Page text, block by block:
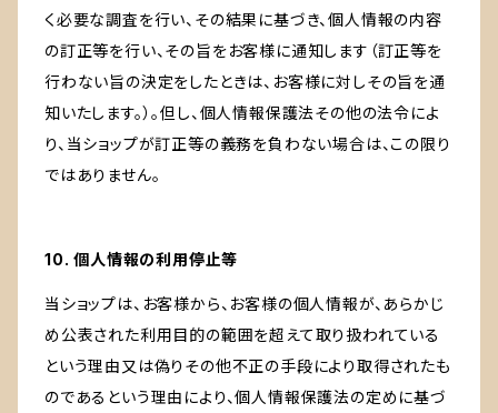
く必要な調査を行い、その結果に基づき、個人情報の内容
の訂正等を行い、その旨をお客様に通知します（訂正等を
行わない旨の決定をしたときは、お客様に対しその旨を通
知いたします。）。但し、個人情報保護法その他の法令によ
り、当ショップが訂正等の義務を負わない場合は、この限り
ではありません。
10. 個人情報の利用停止等
当ショップは、お客様から、お客様の個人情報が、あらかじ
め公表された利用目的の範囲を超えて取り扱われている
という理由又は偽りその他不正の手段により取得されたも
のであるという理由により、個人情報保護法の定めに基づ